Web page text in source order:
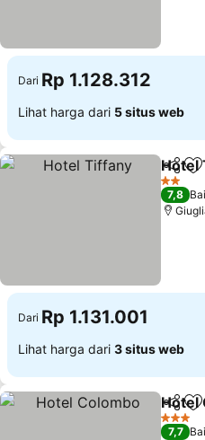
Dari Rp 1.128.312
Lihat harga dari 5 situs web
Hotel
2 Bintang
7,8
Dari Rp 1.131.001
Lihat harga dari 3 situs web
Hotel
3 Bintang
7,7